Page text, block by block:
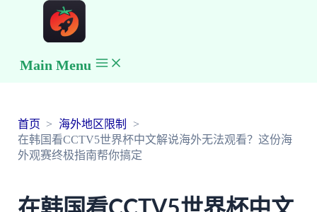
Main Menu
首页
海外地区限制
在韩国看CCTV5世界杯中文解说海外无法观看？这份海
外观赛终极指南帮你搞定